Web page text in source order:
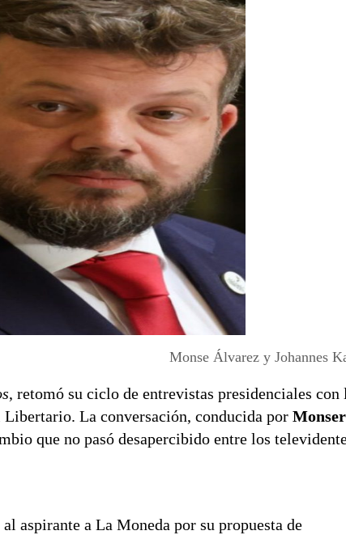
Monse Álvarez y Johannes
, retomó su ciclo de entrevistas presidenciales con
La conversación, conducida por
que no pasó desapercibido entre los
aspirante a La Moneda por su propuesta de